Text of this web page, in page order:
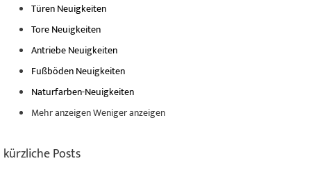
Türen Neuigkeiten
Tore Neuigkeiten
Antriebe Neuigkeiten
Fußböden Neuigkeiten
Naturfarben-Neuigkeiten
Mehr anzeigenWeniger anzeigen
kürzliche Posts